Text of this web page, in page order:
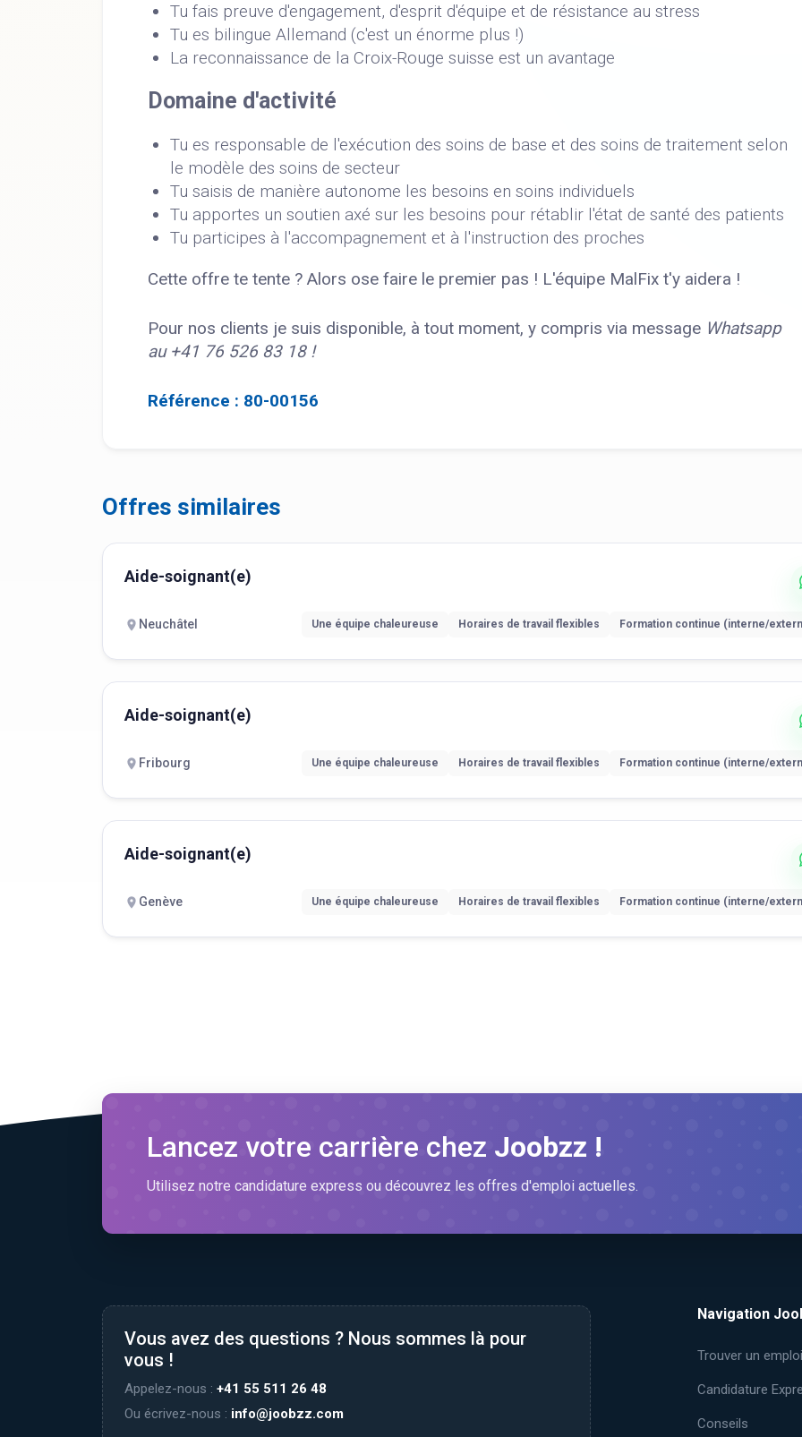
Tu fais preuve d'engagement, d'esprit d'équipe et de résistance au stress
Tu es bilingue Allemand (c'est un énorme plus !)
La reconnaissance de la Croix-Rouge suisse est un avantage
Domaine d'activité
Tu es responsable de l'exécution des soins de base et des soins de traitement selon
le modèle des soins de secteur
Tu saisis de manière autonome les besoins en soins individuels
Tu apportes un soutien axé sur les besoins pour rétablir l'état de santé des patients
Tu participes à l'accompagnement et à l'instruction des proches
Cette offre te tente ? Alors ose faire le premier pas ! L'équipe MalFix t'y aidera !
Pour nos clients je suis disponible, à tout moment, y compris via message Whatsapp
au +41 76 526 83 18 !
Référence : 80-00156
Offres similaires
Aide-soignant(e)
Neuchâtel Une équipe chaleureuse Horaires de travail flexibles Formation continue (interne/
Aide-soignant(e)
Fribourg Une équipe chaleureuse Horaires de travail flexibles Formation continue (interne/
Aide-soignant(e)
Genève Une équipe chaleureuse Horaires de travail flexibles Formation continue (interne/
Lancez votre carrière chez Joobzz !
Utilisez notre candidature express ou découvrez les offres d'emploi actuelles.
Vous avez des questions ? Nous sommes là pour
vous !
Appelez-nous : +41 55 511 26 48
Ou écrivez-nous : info@joobzz.com
Navigation
Trouver un emploi
Candidature
Conseils